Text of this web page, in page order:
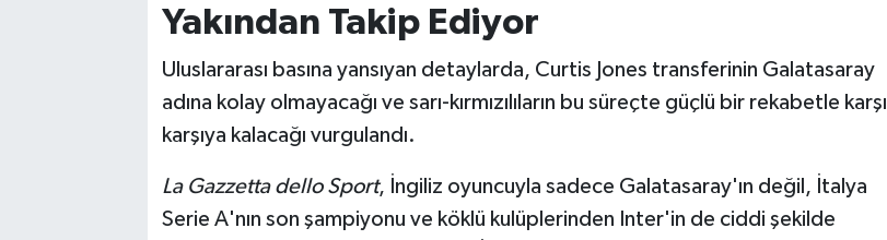
Yakından Takip Ediyor
Uluslararası basına yansıyan detaylarda, Curtis Jones transferinin Galatasaray
adına kolay olmayacağı ve sarı-kırmızılıların bu süreçte güçlü bir rekabetle karşı
karşıya kalacağı vurgulandı.
La Gazzetta dello Sport, İngiliz oyuncuyla sadece Galatasaray'ın değil, İtalya
Serie A'nın son şampiyonu ve köklü kulüplerinden Inter'in de ciddi şekilde